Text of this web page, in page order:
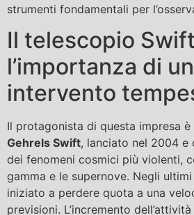
strumenti fondamentali per
Il telescopio
l’importanza di un
intervento
Il protagonista di questa impresa è
Gehrels Swift, lanciato nel 2004
dei fenomeni cosmici più violenti,
gamma e le supernove. Negli
iniziato a perdere quota a una
previsioni. L’incremento